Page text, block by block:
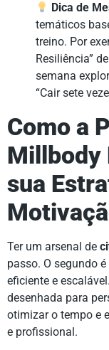
Dica de
temáticos
treino. Por
Resiliência”
semana
“Cair sete
Como a
Millbody
sua
Ter um arsenal de
passo. O segundo
eficiente e
desenhada para
otimizar o tempo e
e profissional.